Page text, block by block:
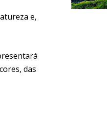
e,
das